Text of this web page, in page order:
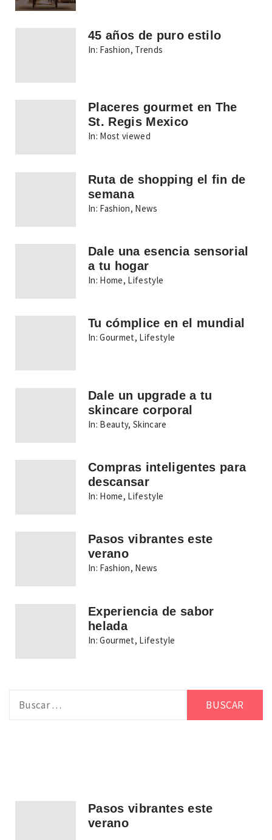
45 años de puro estilo
In: Fashion, Trends
Placeres gourmet en The
St. Regis Mexico
In: Most viewed
Ruta de shopping el fin de
semana
In: Fashion, News
Dale una esencia sensorial
a tu hogar
In: Home, Lifestyle
Tu cómplice en el mundial
In: Gourmet, Lifestyle
Dale un upgrade a tu
skincare corporal
In: Beauty,Skincare
Compras inteligentes para
descansar
In: Home, Lifestyle
Pasos vibrantes este
verano
In: Fashion, News
Experiencia de sabor
helada
In: Gourmet, Lifestyle
Pasos vibrantes este
verano